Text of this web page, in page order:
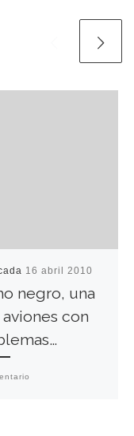
16 abril 2010
negro, una
aviones con